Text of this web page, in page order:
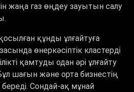
жаңа газ өңдеу зауытын салу
құнды ұлғайтуға
өнеркәсіптік кластерді
қамтуды одан әрі ұлғайту
шағын және орта бизнестің
Сондай-ақ мұнай